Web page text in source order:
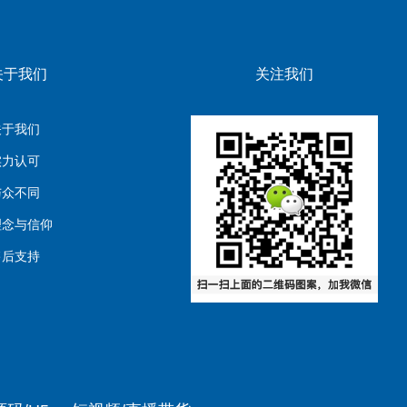
于我们
我们
认可
不同
与信仰
支持
关注我们